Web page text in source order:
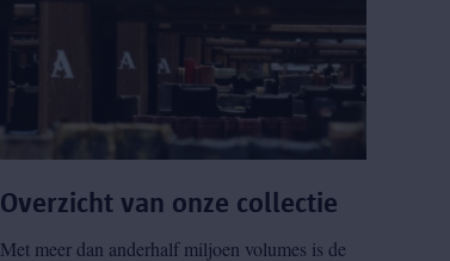
Overzicht van onze collectie
Met meer dan anderhalf miljoen volumes is de